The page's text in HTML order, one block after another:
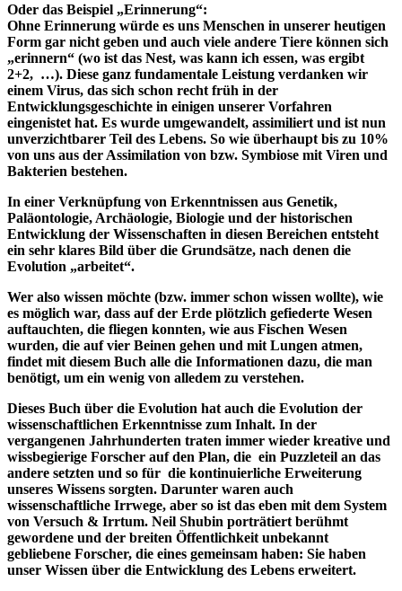
Oder das Beispiel „Erinnerung“:
Ohne Erinnerung würde es uns Menschen in unserer heutigen
Form gar nicht geben und auch viele andere Tiere können sich
„erinnern“ (wo ist das Nest, was kann ich essen, was ergibt
2+2, …). Diese ganz fundamentale Leistung verdanken wir
einem Virus, das sich schon recht früh in der
Entwicklungsgeschichte in einigen unserer Vorfahren
eingenistet hat. Es wurde umgewandelt, assimiliert und ist nun
unverzichtbarer Teil des Lebens. So wie überhaupt bis zu 10%
von uns aus der Assimilation von bzw. Symbiose mit Viren und
Bakterien bestehen.
In einer Verknüpfung von Erkenntnissen aus Genetik,
Paläontologie, Archäologie, Biologie und der historischen
Entwicklung der Wissenschaften in diesen Bereichen entsteht
ein sehr klares Bild über die Grundsätze, nach denen die
Evolution „arbeitet“.
Wer also wissen möchte (bzw. immer schon wissen wollte), wie
es möglich war, dass auf der Erde plötzlich gefiederte Wesen
auftauchten, die fliegen konnten, wie aus Fischen Wesen
wurden, die auf vier Beinen gehen und mit Lungen atmen,
findet mit diesem Buch alle die Informationen dazu, die man
benötigt, um ein wenig von alledem zu verstehen.
Dieses Buch über die Evolution hat auch die Evolution der
wissenschaftlichen Erkenntnisse zum Inhalt. In der
vergangenen Jahrhunderten traten immer wieder kreative und
wissbegierige Forscher auf den Plan, die ein Puzzleteil an das
andere setzten und so für die kontinuierliche Erweiterung
unseres Wissens sorgten. Darunter waren auch
wissenschaftliche Irrwege, aber so ist das eben mit dem System
von Versuch & Irrtum. Neil Shubin porträtiert berühmt
gewordene und der breiten Öffentlichkeit unbekannt
gebliebene Forscher, die eines gemeinsam haben: Sie haben
unser Wissen über die Entwicklung des Lebens erweitert.